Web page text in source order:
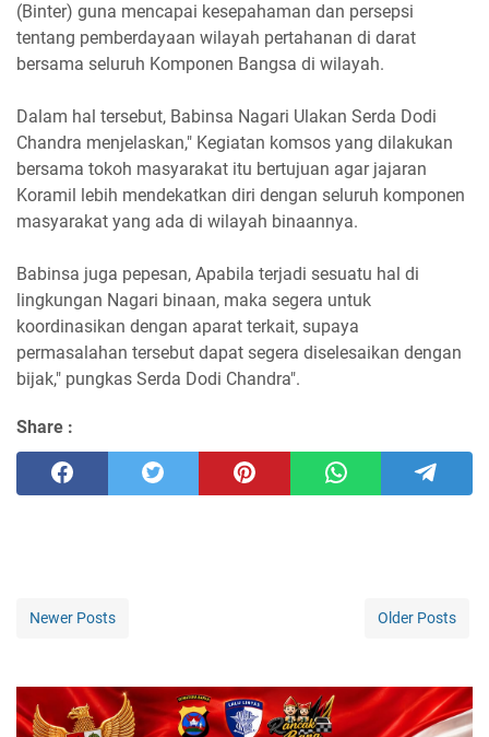
(Binter) guna mencapai kesepahaman dan persepsi
tentang pemberdayaan wilayah pertahanan di darat
bersama seluruh Komponen Bangsa di wilayah.
Dalam hal tersebut, Babinsa Nagari Ulakan Serda Dodi
Chandra menjelaskan," Kegiatan komsos yang dilakukan
bersama tokoh masyarakat itu bertujuan agar jajaran
Koramil lebih mendekatkan diri dengan seluruh komponen
masyarakat yang ada di wilayah binaannya.
Babinsa juga pepesan, Apabila terjadi sesuatu hal di
lingkungan Nagari binaan, maka segera untuk
koordinasikan dengan aparat terkait, supaya
permasalahan tersebut dapat segera diselesaikan dengan
bijak," pungkas Serda Dodi Chandra".
Share :
Newer Posts Older Posts